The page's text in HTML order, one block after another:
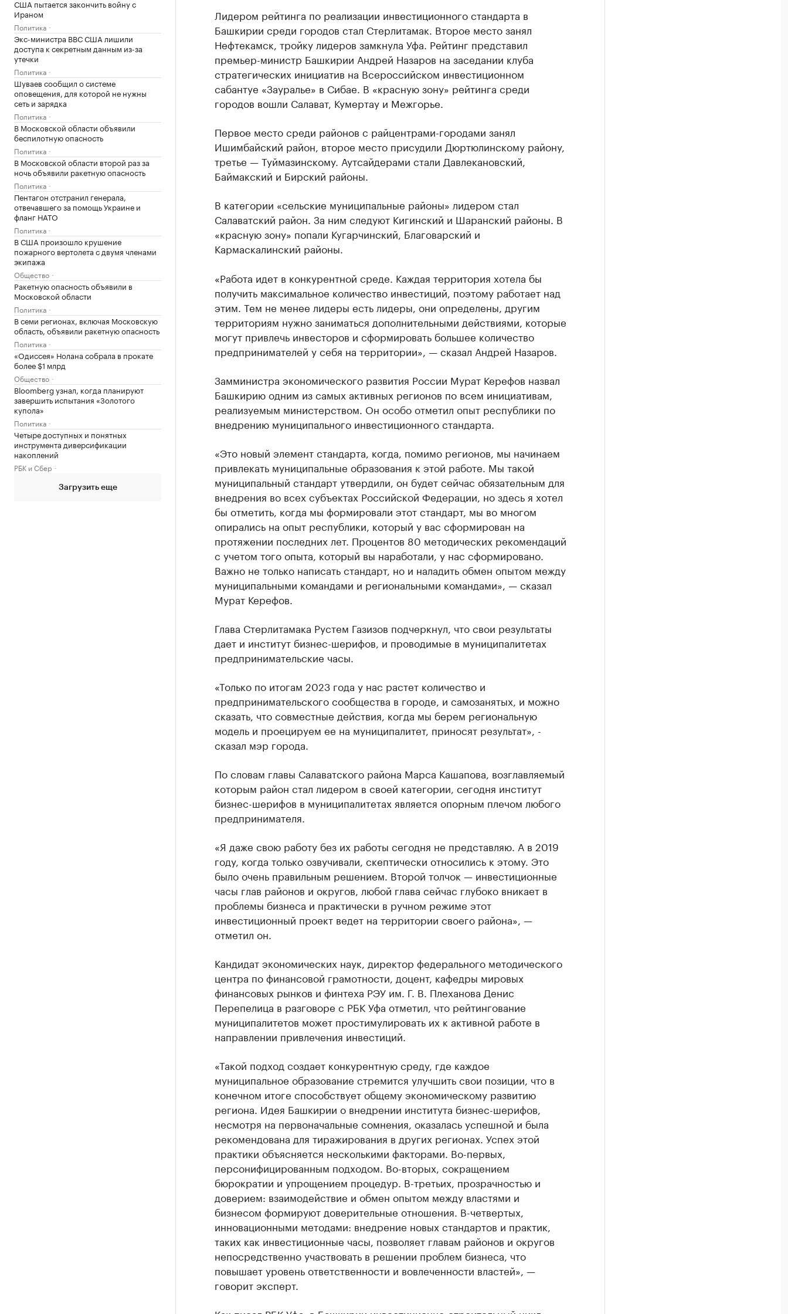
США пытается закончить войну с
Ираном
Политика
Экс-министра ВВС США лишили
доступа к секретным данным из-за
утечки
Политика
Шуваев сообщил о системе
оповещения, для которой не нужны
сеть и зарядка
Политика
В Московской области объявили
беспилотную опасность
Политика
В Московской области второй раз за
ночь объявили ракетную опасность
Политика
Пентагон отстранил генерала,
отвечавшего за помощь Украине и
фланг НАТО
Политика
В США произошло крушение
пожарного вертолета с двумя членами
экипажа
Общество
Ракетную опасность объявили в
Московской области
Политика
В семи регионах, включая Московскую
область, объявили ракетную опасность
Политика
«Одиссея» Нолана собрала в прокате
более $1 млрд
Общество
Bloomberg узнал, когда планируют
завершить испытания «Золотого
купола»
Политика
Четыре доступных и понятных
инструмента диверсификации
накоплений
РБК и Сбер
Загрузить еще
Лидером рейтинга по реализации инвестиционного стандарта в
Башкирии среди городов стал Стерлитамак. Второе место занял
Нефтекамск, тройку лидеров замкнула Уфа. Рейтинг представил
премьер-министр Башкирии Андрей Назаров на заседании клуба
стратегических инициатив на Всероссийском инвестиционном
сабантуе «Зауралье» в Сибае. В «красную зону» рейтинга среди
городов вошли Салават, Кумертау и Межгорье.
Первое место среди районов с райцентрами-городами занял
Ишимбайский район, второе место присудили Дюртюлинскому району,
третье — Туймазинскому. Аутсайдерами стали Давлекановский,
Баймакский и Бирский районы.
В категории «сельские муниципальные районы» лидером стал
Салаватский район. За ним следуют Кигинский и Шаранский районы. В
«красную зону» попали Кугарчинский, Благоварский и
Кармаскалинский районы.
«Работа идет в конкурентной среде. Каждая территория хотела бы
получить максимальное количество инвестиций, поэтому работает над
этим. Тем не менее лидеры есть лидеры, они определены, другим
территориям нужно заниматься дополнительными действиями, которые
могут привлечь инвесторов и сформировать большее количество
предпринимателей у себя на территории», — сказал Андрей Назаров.
Замминистра экономического развития России Мурат Керефов назвал
Башкирию одним из самых активных регионов по всем инициативам,
реализуемым министерством. Он особо отметил опыт республики по
внедрению муниципального инвестиционного стандарта.
«Это новый элемент стандарта, когда, помимо регионов, мы начинаем
привлекать муниципальные образования к этой работе. Мы такой
муниципальный стандарт утвердили, он будет сейчас обязательным для
внедрения во всех субъектах Российской Федерации, но здесь я хотел
бы отметить, когда мы формировали этот стандарт, мы во многом
опирались на опыт республики, который у вас сформирован на
протяжении последних лет. Процентов 80 методических рекомендаций
с учетом того опыта, который вы наработали, у нас сформировано.
Важно не только написать стандарт, но и наладить обмен опытом между
муниципальными командами и региональными командами», — сказал
Мурат Керефов.
Глава Стерлитамака Рустем Газизов подчеркнул, что свои результаты
дает и институт бизнес-шерифов, и проводимые в муниципалитетах
предпринимательские часы.
«Только по итогам 2023 года у нас растет количество и
предпринимательского сообщества в городе, и самозанятых, и можно
сказать, что совместные действия, когда мы берем региональную
модель и проецируем ее на муниципалитет, приносят результат», -
сказал мэр города.
По словам главы Салаватского района Марса Кашапова, возглавляемый
которым район стал лидером в своей категории, сегодня институт
бизнес-шерифов в муниципалитетах является опорным плечом любого
предпринимателя.
«Я даже свою работу без их работы сегодня не представляю. А в 2019
году, когда только озвучивали, скептически относились к этому. Это
было очень правильным решением. Второй толчок — инвестиционные
часы глав районов и округов, любой глава сейчас глубоко вникает в
проблемы бизнеса и практически в ручном режиме этот
инвестиционный проект ведет на территории своего района», —
отметил он.
Кандидат экономических наук, директор федерального методического
центра по финансовой грамотности, доцент, кафедры мировых
финансовых рынков и финтеха РЭУ им. Г. В. Плеханова Денис
Перепелица в разговоре с РБК Уфа отметил, что рейтингование
муниципалитетов может простимулировать их к активной работе в
направлении привлечения инвестиций.
«Такой подход создает конкурентную среду, где каждое
муниципальное образование стремится улучшить свои позиции, что в
конечном итоге способствует общему экономическому развитию
региона. Идея Башкирии о внедрении института бизнес-шерифов,
несмотря на первоначальные сомнения, оказалась успешной и была
рекомендована для тиражирования в других регионах. Успех этой
практики объясняется несколькими факторами. Во-первых,
персонифицированным подходом. Во-вторых, сокращением
бюрократии и упрощением процедур. В-третьих, прозрачностью и
доверием: взаимодействие и обмен опытом между властями и
бизнесом формируют доверительные отношения. В-четвертых,
инновационными методами: внедрение новых стандартов и практик,
таких как инвестиционные часы, позволяет главам районов и округов
непосредственно участвовать в решении проблем бизнеса, что
повышает уровень ответственности и вовлеченности властей», —
говорит эксперт.